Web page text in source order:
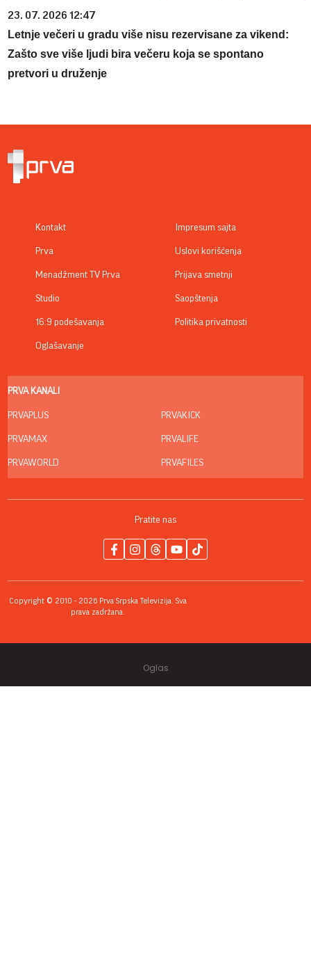
23. 07. 2026 12:47
Letnje večeri u gradu više nisu rezervisane za vikend:
Zašto sve više ljudi bira večeru koja se spontano
pretvori u druženje
Kontakt
Prva
Menadžment TV Prva
Studio
16:9 podešavanja
Oglašavanje
Impresum sajta
Uslovi korišćenja
Prijava smetnji
Saopštenja
Politika privatnosti
PRVA KANALI
PRVAPLUS
PRVAMAX
PRVAWORLD
PRVAKICK
PRVALIFE
PRVAFILES
Pratite nas
Copyright © 2010 - 2026 Prva Srpska Televizija. Sva
prava zadržana.